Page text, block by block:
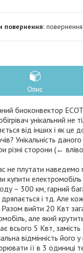
Опис
биоконвектор
унікальний не
від інших і як
Унікальність
різні сторони (←
не плутати наведемо
купити
– 300 км, гарний
і тд. Але
вийти 20 Квт
але який
всього 5 Квт,
відмінність його
її в 3 одиниці